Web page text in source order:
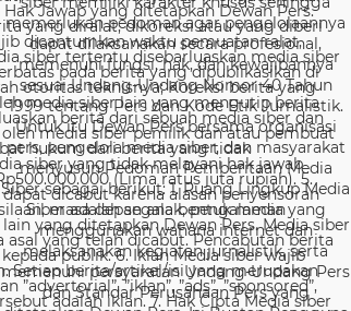
memerlukan pedoman agar pengelolaannya
dapat dilaksanakan secara profesional,
memenuhi fungsi, hak, dan kewajibannya
sesuai Undang-Undang Nomor 40 Tahun
1999 tentang Pers dan Kode Etik Jurnalistik.
Untuk itu Dewan Pers bersama organisasi
pers, pengelola media siber, dan masyarakat
menyusun Pedoman Pemberitaan Media
Siber sebagai berikut: 1. Ruang Lingkup Media
Siber adalah segala bentuk media yang
menggunakan wahana internet dan
melaksanakan kegiatan jurnalistik, serta
memenuhi persyaratan Undang-Undang Pers
dan Standar Perusahaan Pers yang